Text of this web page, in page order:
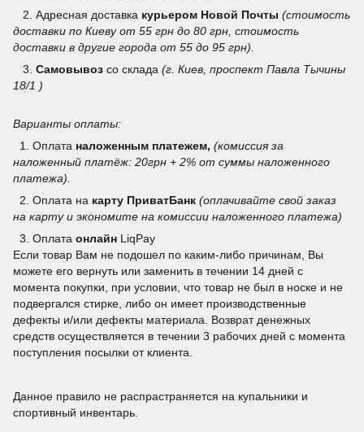
2. Адресная доставка курьером Новой Почты (стоимость
доставки по Киеву от 55 грн до 80 грн, стоимость
доставки в другие города от 55 до 95 грн).
3. Самовывоз со склада (г. Киев, проспект Павла Тычины
18/1 )
Варианты оплаты:
1. Оплата наложенным платежем, (комиссия за
наложенный платёж: 20грн + 2% от суммы наложенного
платежа).
2. Оплата на карту ПриватБанк (оплачивайте свой заказ
на карту и экономите на комиссии наложенного платежа)
3. Оплата онлайн LiqPay
Если товар Вам не подошел по каким-либо причинам, Вы
можете его вернуть или заменить в течении 14 дней с
момента покупки, при условии, что товар не был в носке и не
подвергался стирке, либо он имеет производственные
дефекты и/или дефекты материала. Возврат денежных
средств осуществляется в течении 3 рабочих дней с момента
поступления посылки от клиента.
Данное правило не распрастраняется на купальники и
спортивный инвентарь.